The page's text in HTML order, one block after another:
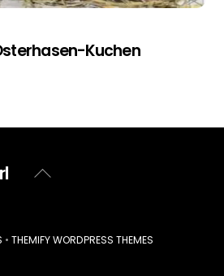
Kuchen
Back
•THEMIFY WORDPRESS THEMES